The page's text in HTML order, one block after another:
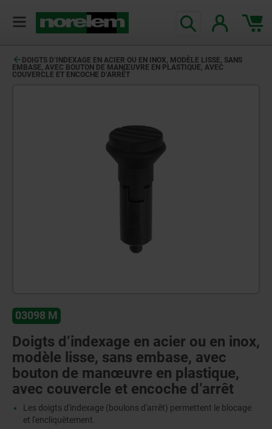
DOIGTS D’INDEXAGE EN ACIER OU EN INOX, MODÈLE LISSE, SANS
EMBASE, AVEC BOUTON DE MANŒUVRE EN PLASTIQUE, AVEC
COUVERCLE ET ENCOCHE D’ARRÊT
03098 M
Doigts d’indexage en acier ou en inox,
modèle lisse, sans embase, avec
bouton de manœuvre en plastique,
avec couvercle et encoche d’arrêt
Les doigts d'indexage (boulons d'arrêt) permettent le blocage
et l'encliquètement.